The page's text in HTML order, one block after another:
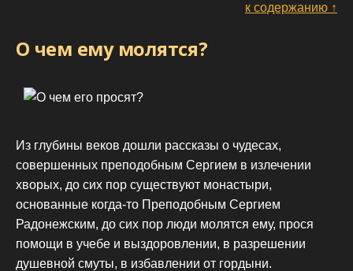
к содержанию ↑
О чем ему молятся?
Из глубины веков дошли рассказы о чудесах,
совершенных преподобным Сергием в излечении
хворых, до сих пор существуют монастыри,
основанные когда-то Преподобным Сергием
Радонежским, до сих пор люди молятся ему, прося
помощи в учебе и выздоровлении, в разрешении
душевной смуты, в избавлении от гордыни.